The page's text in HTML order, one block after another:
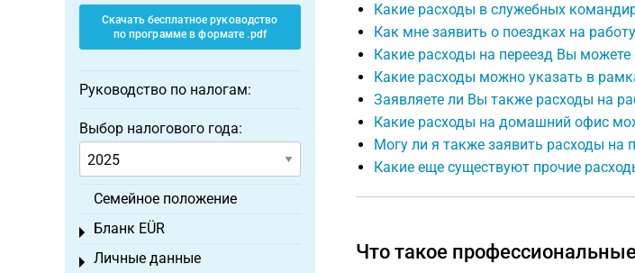
Какие расходы в служебных
Как мне заявить о поездках на
Какие расходы на переезд Вы можете
Какие расходы можно указать в
Заявляете ли Вы также расходы на
Какие расходы на домашний офис
Могу ли я также заявить расходы на
Какие еще существуют прочие
Что такое
Скачать бесплатное руководство
по программе в формате .pdf
Руководство по налогам:
Выбор налогового года:
Семейное положение
Бланк EÜR
Toggle menu
Личные данные
Toggle menu